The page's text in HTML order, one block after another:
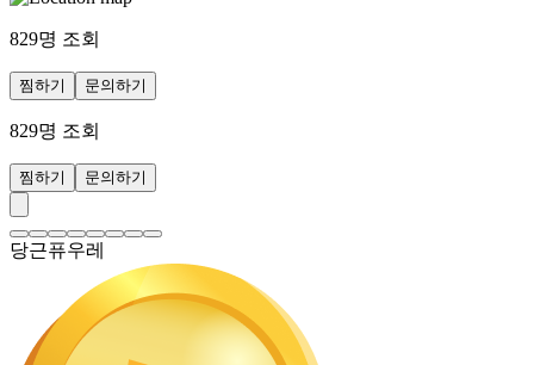
829명 조회
찜하기 문의하기
829명 조회
찜하기 문의하기
당근퓨우레